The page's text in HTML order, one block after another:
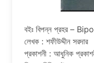
বইঃ বিপন্ন প্রহর –
লেখক : শফীউদ্দীন সরদার
প্রকাশনী : আধুনিক